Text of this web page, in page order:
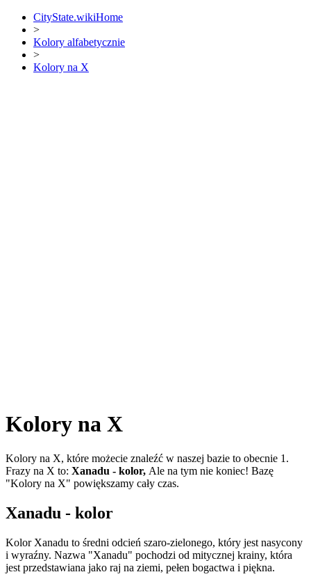
CityState.wikiHome
>
Kolory alfabetycznie
>
Kolory na X
Kolory na X
Kolory na X, które możecie znaleźć w naszej bazie to obecnie 1.
Frazy na X to: Xanadu - kolor, Ale na tym nie koniec! Bazę
"Kolory na X" powiększamy cały czas.
Xanadu - kolor
Kolor Xanadu to średni odcień szaro-zielonego, który jest nasycony
i wyraźny. Nazwa "Xanadu" pochodzi od mitycznej krainy, która
jest przedstawiana jako raj na ziemi, pełen bogactwa i piękna.